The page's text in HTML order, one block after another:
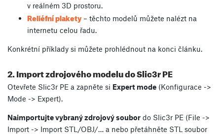
v reálném 3D prostoru.
Reliéfní plakety– těchto modelů můžete nalézt na
internetu celou řadu.
Konkrétní příklady si můžete prohlédnout na konci článku.
2. Import zdrojového modelu do Slic3r PE
Otevřete Slic3r PE a zapněte si Expert mode (Konfigurace ->
Mode -> Expert).
Naimportujte vybraný zdrojový soubor do Slic3r PE (File ->
Import -> Import STL/OBJ/… a nebo přetáhněte STL soubor